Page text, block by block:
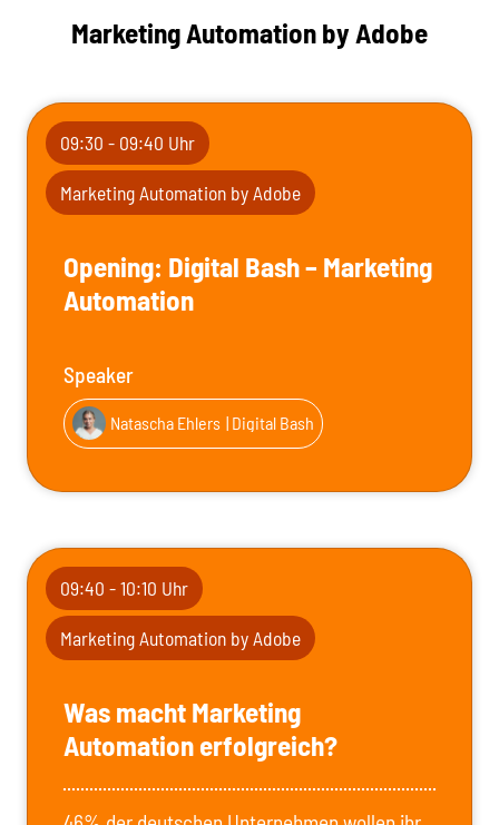
Marketing Automation by Adobe
09:30 - 09:40 Uhr
Marketing Automation by Adobe
Opening: Digital Bash – Marketing
Automation
Speaker
Natascha Ehlers | Digital Bash
09:40 - 10:10 Uhr
Marketing Automation by Adobe
Was macht Marketing
Automation erfolgreich?